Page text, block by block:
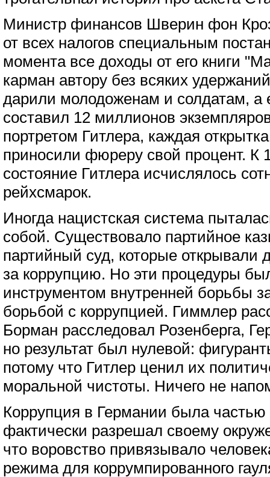
Министр финансов Шверин фон
от всех налогов специальным
момента все доходы от его книги
карман автору без всяких
дарили молодоженам и солдатам, а
составил 12 миллионов
портретом Гитлера, каждая
приносили фюреру свой процент. К
состояние Гитлера исчислялось
рейхсмарок.
Иногда нацистская система
собой. Существовало партийное
партийный суд, которые открывали
за коррупцию. Но эти процедуры
инструментом внутренней борьбы
борьбой с коррупцией. Гиммлер
Борман расследовал Розенберга,
но результат был нулевой:
потому что Гитлер ценил их
моральной чистоты. Ничего не
Коррупция в Германии была частью
фактически разрешал своему
что воровство привязывало
режима для коррумпированного